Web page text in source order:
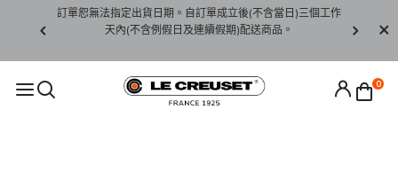
下水)，若
訂單恕無法指定出貨日期。自訂單成立後(不含當日)三個工作
天內(不含例假日及連續假期)配送商品。
請至
0